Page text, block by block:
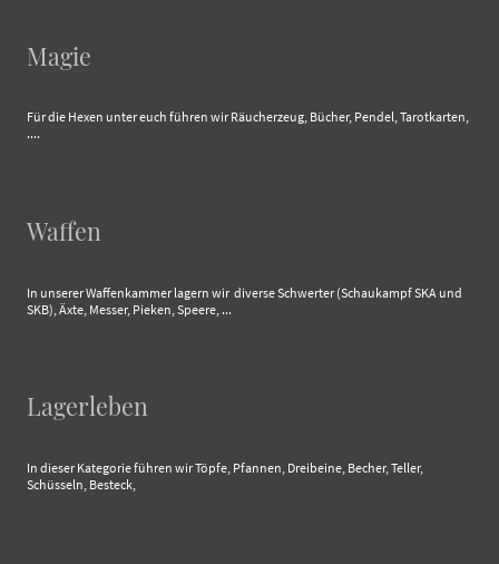
Magie
Für die Hexen unter euch führen wir Räucherzeug, Bücher, Pendel, Tarotkarten,
....
Waffen
In unserer Waffenkammer lagern wir diverse Schwerter (Schaukampf SKA und
SKB), Äxte, Messer, Pieken, Speere, ...
Lagerleben
In dieser Kategorie führen wir Töpfe, Pfannen, Dreibeine, Becher, Teller,
Schüsseln, Besteck,